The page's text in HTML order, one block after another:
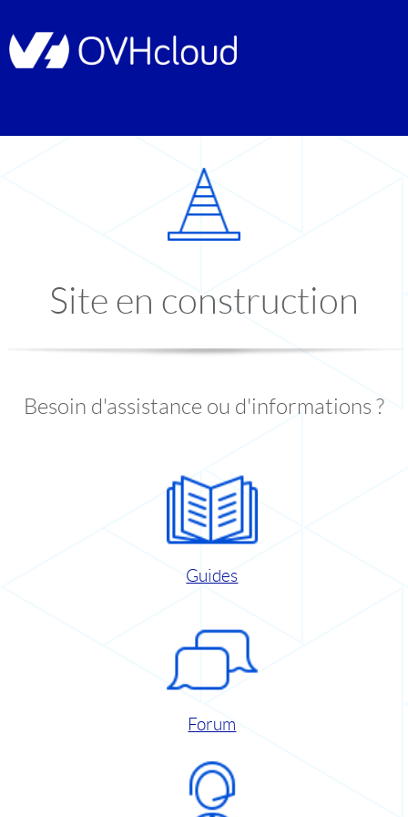
Site en construction
Besoin d'assistance ou d'informations ?
Guides
Forum